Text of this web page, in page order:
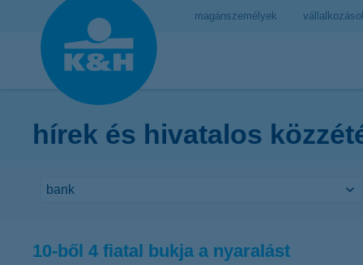
magánszemélyek
hírek és hivatalos
10-ből 4 fiatal bukja a nyaralást